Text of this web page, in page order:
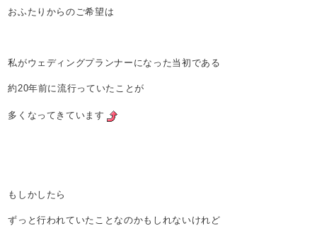
おふたりからのご希望は
私がウェディングプランナーになった当初である
約20年前に流行っていたことが
多くなってきています
もしかしたら
ずっと行われていたことなのかもしれないけれど